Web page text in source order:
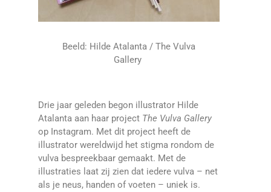
Beeld: Hilde Atalanta / The Vulva
Gallery
Drie jaar geleden begon illustrator Hilde
Atalanta aan haar project The Vulva Gallery
op Instagram. Met dit project heeft de
illustrator wereldwijd het stigma rondom de
vulva bespreekbaar gemaakt. Met de
illustraties laat zij zien dat iedere vulva – net
als je neus, handen of voeten – uniek is.